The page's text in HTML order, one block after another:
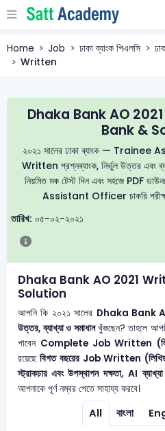
Home Job ঢাকা ব্যাংক পিএলসি
Written
Dhaka Bank AO
Bank &
২০২১ সালের ঢাকা ব্যাংক — Trainee
Written প্রশ্নব্যাংক, নির্ভুল উত্তর এবং
নিয়মিত মক টেস্ট দিন এবং সহজে PDF
Assistant Officer চাকরি
তারিখ: ০৫-০২-২০২১
Dhaka Bank AO 2021
Solution
আপনি কি ২০২১ সালের Dhaka Bank
উত্তর, ব্যাখ্যা ও সমাধানখুঁজছেন? তাহলে
পাবেন Complete Job Written
রয়েছেবিগত বছরের Job Written
স্ট্রাকচার এবং উপস্থাপন দক্ষতা, AI
আপনাকে পূর্ণ নম্বর পেতে সাহায্য করবে।
All বাংলা